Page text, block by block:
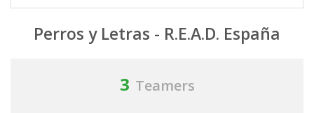
Perros y Letras - R.E.A.D. España
3 Teamers